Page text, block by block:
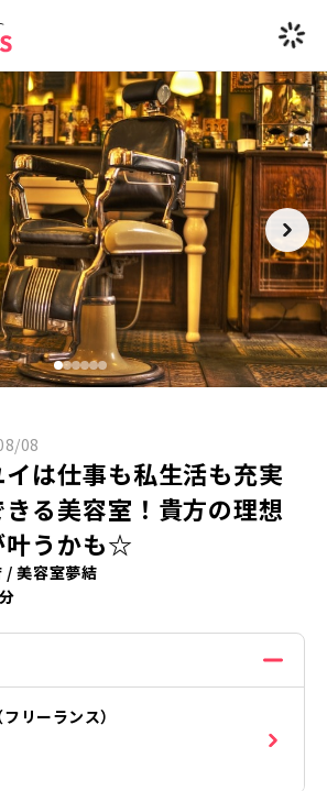
08
は仕事も私生活も充実
る美容室！貴方の理想
叶うかも☆
/美容室夢結
リーランス）